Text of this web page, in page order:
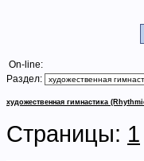
On-line:
Раздел:
художественная гимнастика
Страницы: 1